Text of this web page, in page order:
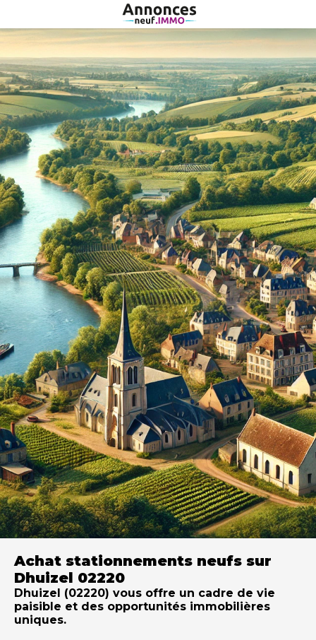
Achat stationnements neufs sur
Dhuizel 02220
Dhuizel (02220) vous offre un cadre de vie
paisible et des opportunités immobilières
uniques.